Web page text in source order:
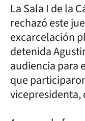
La Sala I de la
rechazó este
excarcelación
detenida
audiencia para
que
vicepresidenta,